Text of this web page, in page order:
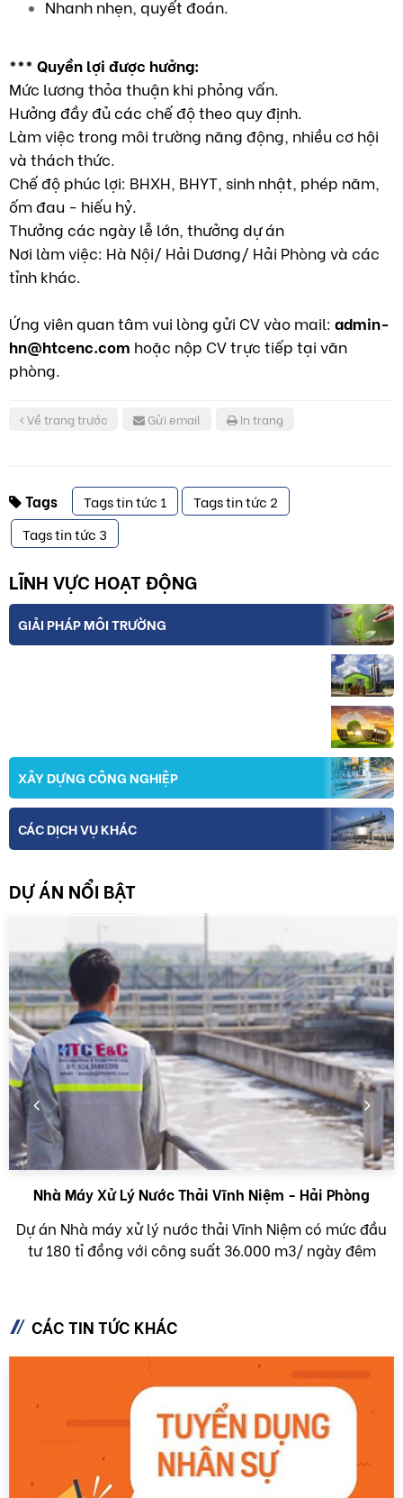
Nhanh nhẹn, quyết đoán.
*** Quyền lợi được hưởng:
Mức lương thỏa thuận khi phỏng vấn.
Hưởng đầy đủ các chế độ theo quy định.
Làm việc trong môi trường năng động, nhiều cơ hội
và thách thức.
Chế độ phúc lợi: BHXH, BHYT, sinh nhật, phép năm,
ốm đau - hiếu hỷ.
Thưởng các ngày lễ lớn, thưởng dự án
Nơi làm việc: Hà Nội/ Hải Dương/ Hải Phòng và các
tỉnh khác.
Ứng viên quan tâm vui lòng gửi CV vào mail: admin-
hn@htcenc.com hoặc nộp CV trực tiếp tại văn
phòng.
Về trang trước Gửi email In trang
Tags Tags tin tức 1
Tags tin tức 2
Tags tin tức 3
LĨNH VỰC HOẠT ĐỘNG
GIẢI PHÁP MÔI TRƯỜNG
XÂY DỰNG CÔNG NGHIỆP
CÁC DỊCH VỤ KHÁC
DỰ ÁN NỔI BẬT
Nhà Máy Xử Lý Nước Thải Vĩnh Niệm - Hải Phòng
Dự án Nhà máy xử lý nước thải Vĩnh Niệm có mức đầu
tư 180 tỉ đồng với công suất 36.000 m3/ ngày đêm
CÁC TIN TỨC KHÁC